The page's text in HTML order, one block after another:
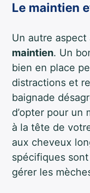
Le maintien
Un autre
maintien. Un
bien en place
distractions et
baignade
d’opter pour un
à la tête de
aux cheveux
spécifiques
gérer les